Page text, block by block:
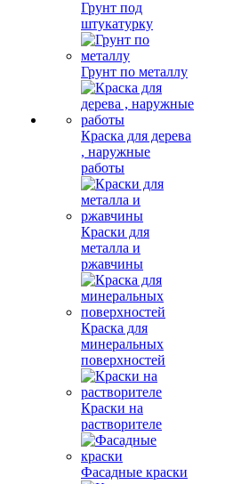
Грунт под
штукатурку
Грунт по металлу
Краска для дерева
, наружные
работы
Краски для
металла и
ржавчины
Краска для
минеральных
поверхностей
Краски на
растворителе
Фасадные краски